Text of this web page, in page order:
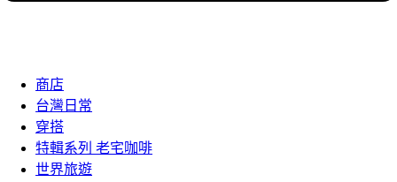
商店
台灣日常
穿搭
特輯系列 老宅咖啡
世界旅遊